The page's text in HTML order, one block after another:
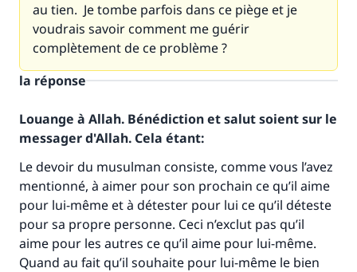
au tien. Je tombe parfois dans ce piège et je
voudrais savoir comment me guérir
complètement de ce problème ?
la réponse
Louange à Allah. Bénédiction et salut soient sur le
messager d'Allah. Cela étant:
Le devoir du musulman consiste, comme vous l’avez
mentionné, à aimer pour son prochain ce qu’il aime
pour lui-même et à détester pour lui ce qu’il déteste
pour sa propre personne. Ceci n’exclut pas qu’il
aime pour les autres ce qu’il aime pour lui-même.
Quand au fait qu’il souhaite pour lui-même le bien